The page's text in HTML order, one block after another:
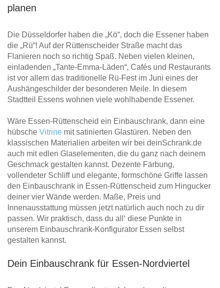
planen
Die Düsseldorfer haben die „Kö“, doch die Essener haben
die „Rü“! Auf der Rüttenscheider Straße macht das
Flanieren noch so richtig Spaß. Neben vielen kleinen,
einladenden „Tante-Emma-Läden“, Cafés und Restaurants
ist vor allem das traditionelle Rü-Fest im Juni eines der
Aushängeschilder der besonderen Meile. In diesem
Stadtteil Essens wohnen viele wohlhabende Essener.
Wäre Essen-Rüttenscheid ein Einbauschrank, dann eine
hübsche Vitrine mit satinierten Glastüren. Neben den
klassischen Materialien arbeiten wir bei deinSchrank.de
auch mit edlen Glaselementen, die du ganz nach deinem
Geschmack gestalten kannst. Dezente Färbung,
vollendeter Schliff und elegante, formschöne Griffe lassen
den Einbauschrank in Essen-Rüttenscheid zum Hingucker
deiner vier Wände werden. Maße, Preis und
Innenausstattung müssen jetzt natürlich auch noch zu dir
passen. Wir praktisch, dass du all‘ diese Punkte in
unserem Einbauschrank-Konfigurator Essen selbst
gestalten kannst.
Dein Einbauschrank für Essen-Nordviertel